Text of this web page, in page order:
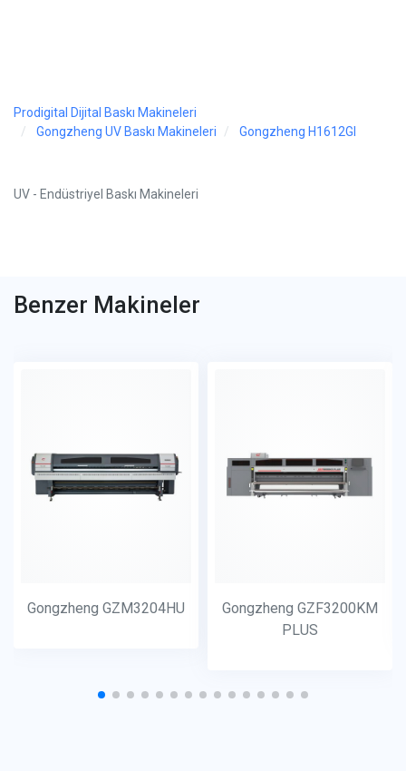
Prodigital Dijital Baskı Makineleri
Gongzheng UV Baskı Makineleri
Gongzheng H1612GI
UV - Endüstriyel Baskı Makineleri
Benzer Makineler
Gongzheng GZM3204HU
Gongzheng GZF3200KM
PLUS